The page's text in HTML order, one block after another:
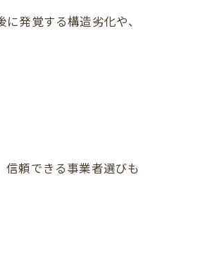
発覚する構造劣化や、
頼できる事業者選びも